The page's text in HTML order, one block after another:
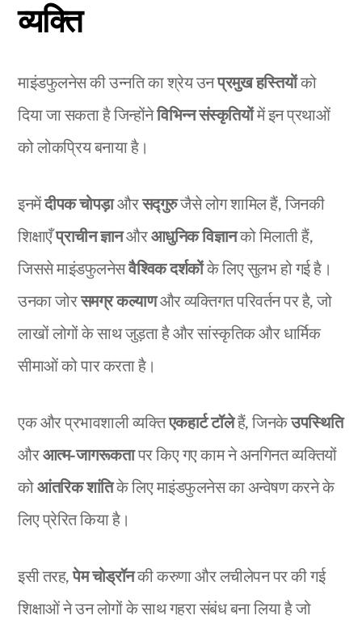
व्यक्ति
माइंडफुलनेस की उन्नति का श्रेय उनप्रमुख हस्तियोंको
दिया जा सकता है जिन्होंनेविभिन्न संस्कृतियोंमें इन प्रथाओं
को लोकप्रिय बनाया है।
इनमेंदीपक चोपड़ाऔरसद्गुरुजैसे लोग शामिल हैं, जिनकी
शिक्षाएँप्राचीन ज्ञानऔरआधुनिक विज्ञानको मिलाती हैं,
जिससे माइंडफुलनेसवैश्विक दर्शकोंके लिए सुलभ हो गई है।
उनका जोरसमग्र कल्याणऔर व्यक्तिगत परिवर्तन पर है, जो
लाखों लोगों के साथ जुड़ता है और सांस्कृतिक और धार्मिक
सीमाओं को पार करता है।
एक और प्रभावशाली व्यक्तिएकहार्ट टॉलेहैं, जिनकेउपस्थिति
औरआत्म-जागरूकतापर किए गए काम ने अनगिनत व्यक्तियों
कोआंतरिक शांतिके लिए माइंडफुलनेस का अन्वेषण करने के
लिए प्रेरित किया है।
इसी तरह,पेम चोड्रॉनकी करुणा और लचीलेपन पर की गई
शिक्षाओं ने उन लोगों के साथ गहरा संबंध बना लिया है जो